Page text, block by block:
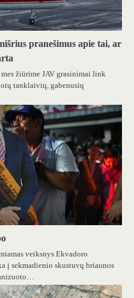
pranešimus apie tai, ar
žiūrime JAV grasinimai link
tanklaivių, gabenusių
veiksnys Ekvadoro
į sekmadienio skustuvų briaunos